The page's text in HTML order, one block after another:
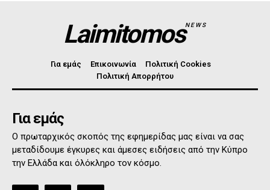
LaimitomosNEWS
Για εμάς Επικοινωνία
Πολιτική Cookies
Πολιτική Απορρήτου
Για εμάς
Ο πρωταρχικός σκοπός της εφημερίδας μας είναι να σας
μεταδίδουμε έγκυρες και άμεσες ειδήσεις από την Κύπρο
την Ελλάδα και όλόκληρο τον κόσμο.